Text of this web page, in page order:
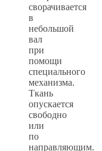
сворачивается
в
небольшой
вал
при
помощи
специального
механизма.
Ткань
опускается
свободно
или
по
направляющим.